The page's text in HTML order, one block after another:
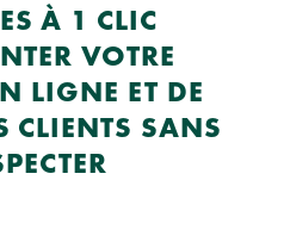
À 1 CLIC
VOTRE
LIGNE ET DE
CLIENTS SANS